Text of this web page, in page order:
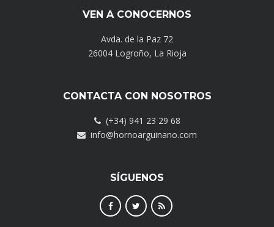
VEN A CONOCERNOS
Avda. de la Paz 72
26004 Logroño, La Rioja
CONTACTA CON NOSOTROS
(+34) 941 23 29 68
info@hornoarguinano.com
SÍGUENOS